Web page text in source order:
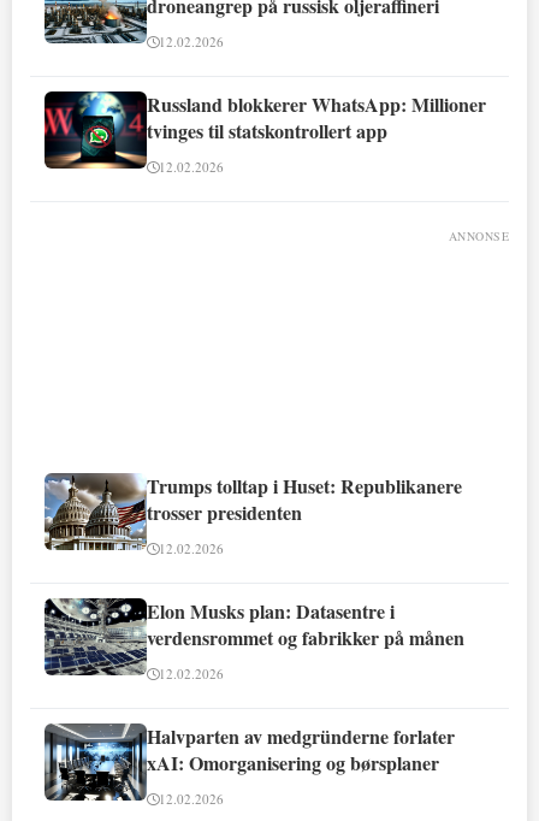
12.02.2026
Russland blokkerer WhatsApp: Millioner
tvinges til statskontrollert app
12.02.2026
ANNONSE
Trumps tolltap i Huset: Republikanere
trosser presidenten
12.02.2026
Elon Musks plan: Datasentre i
verdensrommet og fabrikker på månen
12.02.2026
Halvparten av medgründerne forlater
xAI: Omorganisering og børsplaner
12.02.2026